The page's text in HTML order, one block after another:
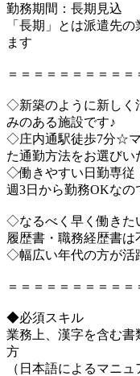
勤務期間：長期見込
「長期」とは派遣先
ます
＝＝＝＝＝＝＝＝＝＝
◇新築のように新しく
みのある施設です♪
◇庄内通駅徒歩7分☆マ
た通勤方法をお選びい
◇働きやすい日勤専従
週3日から勤務OKな
◇なるべく早く働きた
履歴書・職務経歴書は
◇幅広い年代の方が活
＝＝＝＝＝＝＝＝＝＝
◆必須スキル
業務上、漢字を含む書
方
（日本語によるマニ